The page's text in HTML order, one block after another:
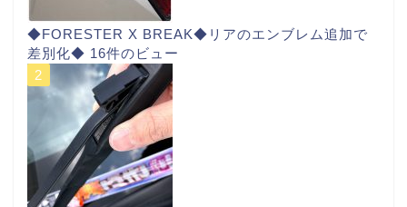
◆FORESTER X BREAK◆リアのエンブレム追加で
差別化◆ 16件のビュー